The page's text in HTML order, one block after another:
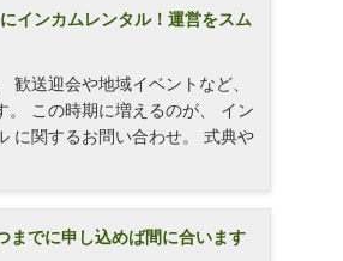
インカムレンタル！運営をスム
歓送迎会や地域イベントなど、
。 この時期に増えるのが、 イン
に関するお問い合わせ。 式典や
までに申し込めば間に合います